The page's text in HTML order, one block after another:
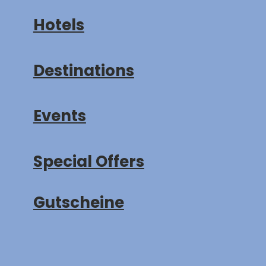
Hotels
Destinations
Events
Special Offers
Gutscheine